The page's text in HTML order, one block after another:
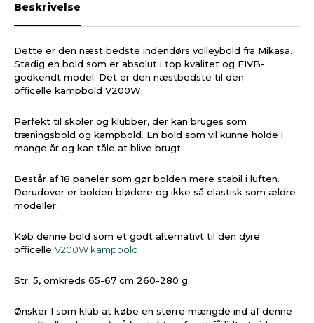
Beskrivelse
Dette er den næst bedste indendørs volleybold fra Mikasa.
Stadig en bold som er absolut i top kvalitet og FIVB-
godkendt model. Det er den næstbedste til den
officelle kampbold V200W.
Perfekt til skoler og klubber, der kan bruges som
træningsbold og kampbold. En bold som vil kunne holde i
mange år og kan tåle at blive brugt.
Består af 18 paneler som gør bolden mere stabil i luften.
Derudover er bolden blødere og ikke så elastisk som ældre
modeller.
Køb denne bold som et godt alternativt til den dyre
officelle V200W kampbold.
Str. 5, omkreds 65-67 cm 260-280 g.
Ønsker I som klub at købe en større mængde ind af denne